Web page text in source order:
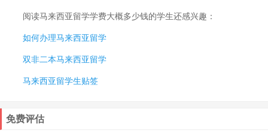
阅读马来西亚留学学费大概多少钱的学生还感兴趣：
如何办理马来西亚留学
双非二本马来西亚留学
马来西亚留学生贴签
免费评估